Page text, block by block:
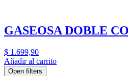
GASEOSA DOBLE
$ 1.699,90
Añadir al carrito
Open filters